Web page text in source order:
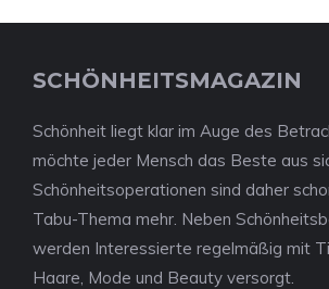
SCHÖNHEITSMAGAZIN
Schönheit liegt klar im Auge des
möchte jeder Mensch das Beste aus
Schönheitsoperationen sind daher
Tabu-Thema mehr. Neben
werden Interessierte regelmäßig mit
Haare, Mode und Beauty versorgt.